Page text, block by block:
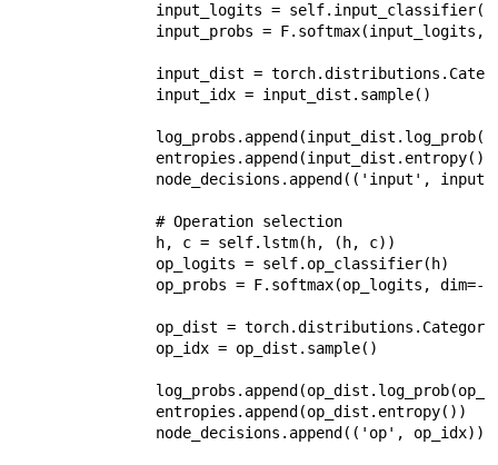
input_logits =
input_probs = F.softmax(input_logits,
input_dist =
                input_idx = input_dist.sample()
                entropies.append(input_dist.entropy())
node_decisions.append(('input',
                # Operation selection
                h, c = self.lstm(h, (h, c))
                op_logits = self.op_classifier(h)
op_probs = F.softmax(op_logits, dim=-
op_dist =
                op_idx = op_dist.sample()
                entropies.append(op_dist.entropy())
                node_decisions.append(('op', op_idx))